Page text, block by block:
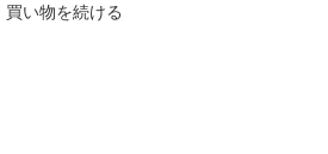
買い物を続ける